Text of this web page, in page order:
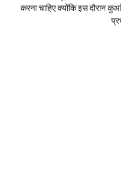
करना चाहिए क्योंकि इस दौरान